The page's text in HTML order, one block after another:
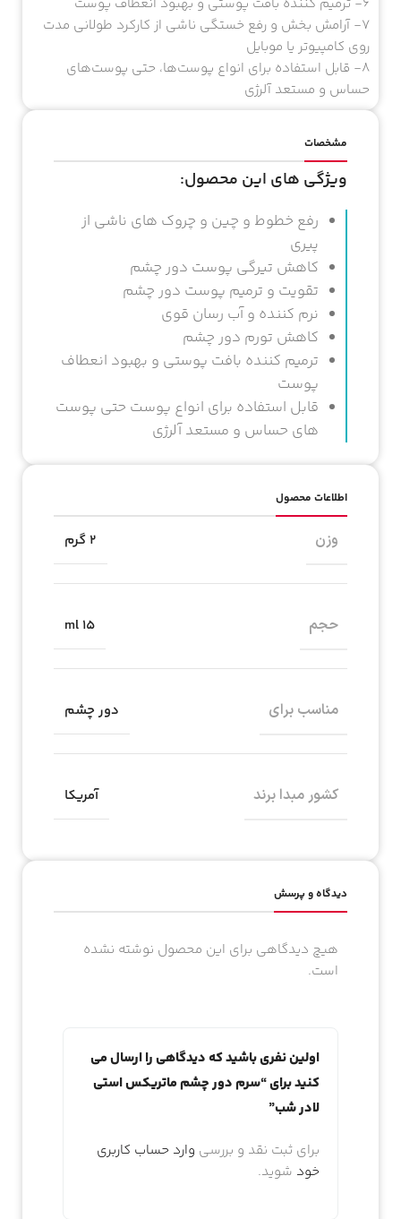
5- کاهش تورم و سایه زیر چشم
6- ترمیم کننده بافت پوستی و بهبود انعطاف پوست
7- آرامش بخش و رفع خستگی ناشی از کارکرد طولانی مدت
روی کامپیوتر یا موبایل
8- قابل استفاده برای انواع پوست‌ها، حتی پوست‌های
حساس و مستعد آلرژی
مشخصات
رفع خطوط و چین و چروک های ناشی از
پیری
کاهش تیرگی پوست دور چشم
تقویت و ترمیم پوست دور چشم
نرم کننده و آب رسان قوی
کاهش تورم دور چشم
ترمیم کننده بافت پوستی و بهبود انعطاف
پوست
قابل استفاده برای انواع پوست حتی پوست
اطلاعات محصول
2 گرم
15 ml
دور چشم
آمریکا
دیدگاه و پرسش
هیچ دیدگاهی برای این محصول نوشته نشده
اولین نفری باشید که دیدگاهی را ارسال می
کنید برای “سرم دور چشم ماتریکس استی
برای ثبت نقد و بررسی
به شدت خوشحالیم که پیش ما اومدین!
اگه تا حالا عضو باشگاه مشتریانمون نشدین، کافیه شماره‌تون رو اینجا بذارین تا